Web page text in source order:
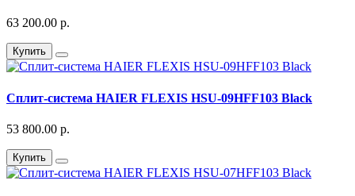
63 200.00 р.
Купить
Сплит-система HAIER FLEXIS HSU-09HFF103 Black
53 800.00 р.
Купить